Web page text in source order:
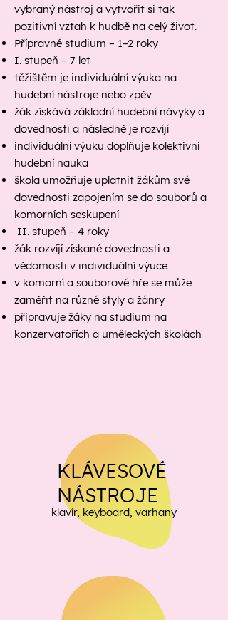
vybraný nástroj a vytvořit si tak
pozitivní vztah k hudbě na celý život.
Přípravné studium – 1–2 roky
I. stupeň – 7 let
těžištěm je individuální výuka na
hudební nástroje nebo zpěv
žák získává základní hudební návyky a
dovednosti a následně je rozvíjí
individuální výuku doplňuje kolektivní
hudební nauka
škola umožňuje uplatnit žákům své
dovednosti zapojením se do souborů a
komorních seskupení
II. stupeň – 4 roky
žák rozvíjí získané dovednosti a
vědomosti v individuální výuce
v komorní a souborové hře se může
zaměřit na různé styly a žánry
připravuje žáky na studium na
konzervatořích a uměleckých školách
KLÁVESOVÉ
NÁSTROJE
klavír, keyboard, varhany